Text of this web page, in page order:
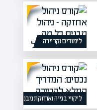
לימודים וקריירה
ליקויי בנייה ואחזקת מבנים